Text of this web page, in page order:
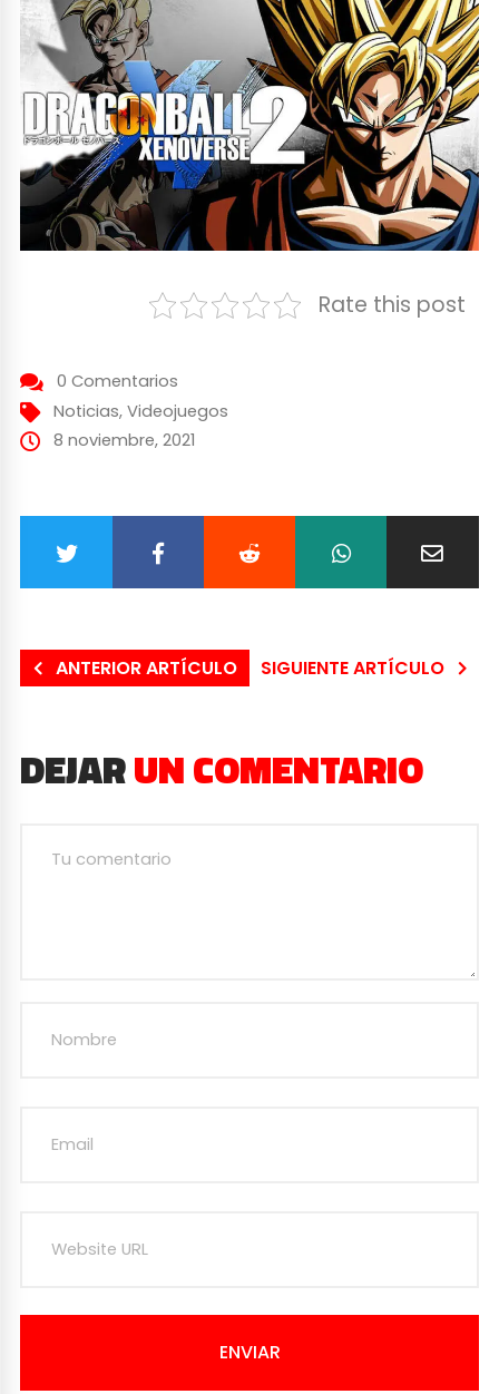
Rate this post
0 Comentarios
Noticias, Videojuegos
8 noviembre, 2021
ANTERIOR ARTÍCULO SIGUIENTE ARTÍCULO
DEJARUN COMENTARIO
ENVIAR